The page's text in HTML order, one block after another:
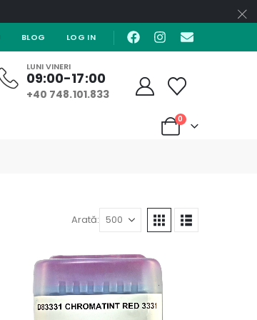
BLOG LOG IN
LUNI VINERI
09:00-17:00
+40 748.101.833
0
Arată: